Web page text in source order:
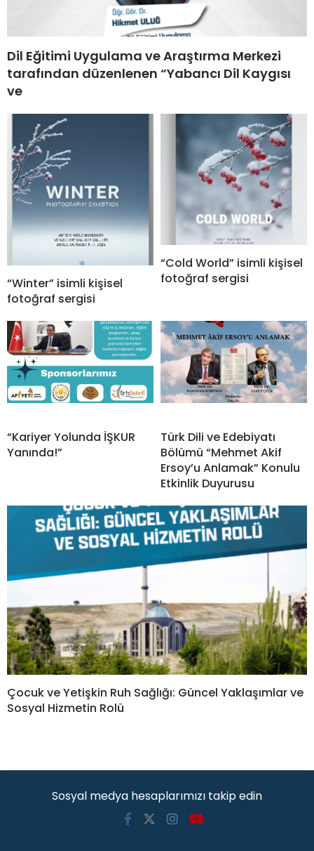
Dil Eğitimi Uygulama ve Araştırma Merkezi
tarafından düzenlenen “Yabancı Dil Kaygısı
ve
“Winter” isimli kişisel
fotoğraf sergisi
“Cold World” isimli kişisel
fotoğraf sergisi
“Kariyer Yolunda İŞKUR
Yanında!”
Türk Dili ve Edebiyatı
Bölümü “Mehmet Akif
Ersoy’u Anlamak” Konulu
Etkinlik Duyurusu
Çocuk ve Yetişkin Ruh Sağlığı: Güncel Yaklaşımlar ve
Sosyal Hizmetin Rolü
Sosyal medya hesaplarımızı takip edin